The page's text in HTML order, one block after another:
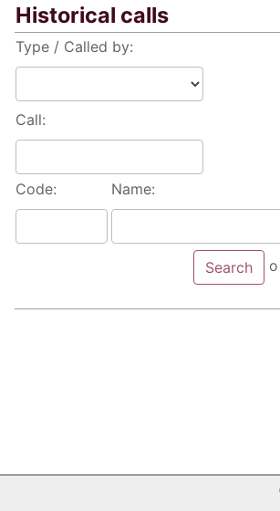
Historical calls
Type / Called by:
Call:
Code: Name:
o